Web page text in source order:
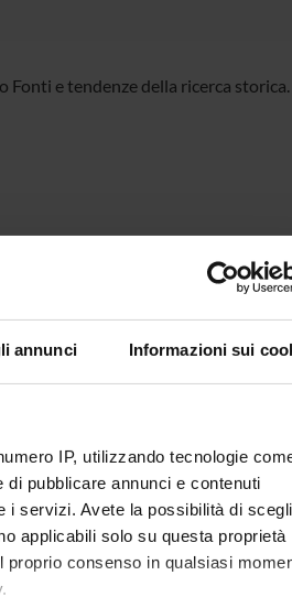
annunci Informazioni sui
IP, utilizzando tecnologie
pubblicare annunci e contenuti
i servizi. Avete la possibilità di
applicabili solo su questa proprietà
consenso in qualsiasi
e tendenze della ricerca storica.